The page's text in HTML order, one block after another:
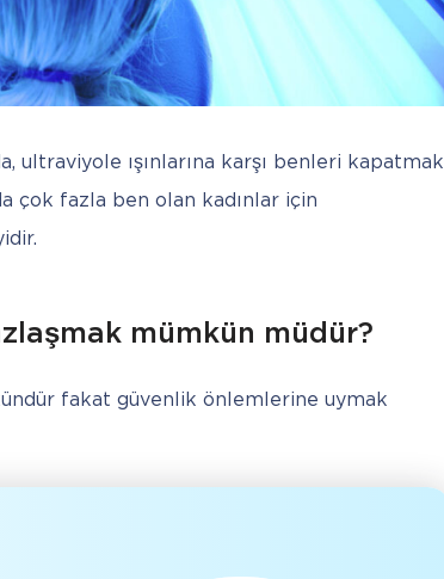
ultraviyole ışınlarına karşı benleri kapatmak
çok fazla ben olan kadınlar için
mümkün müdür?
fakat güvenlik önlemlerine uymak